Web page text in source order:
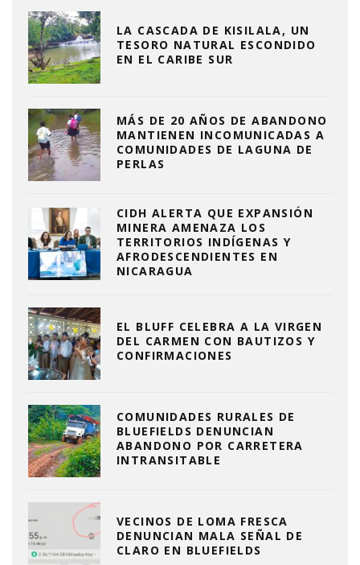
LA CASCADA DE KISILALA, UN
TESORO NATURAL ESCONDIDO
EN EL CARIBE SUR
MÁS DE 20 AÑOS DE ABANDONO
MANTIENEN INCOMUNICADAS A
COMUNIDADES DE LAGUNA DE
PERLAS
CIDH ALERTA QUE EXPANSIÓN
MINERA AMENAZA LOS
TERRITORIOS INDÍGENAS Y
AFRODESCENDIENTES EN
NICARAGUA
EL BLUFF CELEBRA A LA VIRGEN
DEL CARMEN CON BAUTIZOS Y
CONFIRMACIONES
COMUNIDADES RURALES DE
BLUEFIELDS DENUNCIAN
ABANDONO POR CARRETERA
INTRANSITABLE
VECINOS DE LOMA FRESCA
DENUNCIAN MALA SEÑAL DE
CLARO EN BLUEFIELDS